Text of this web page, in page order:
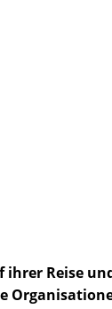
ihrer Reise